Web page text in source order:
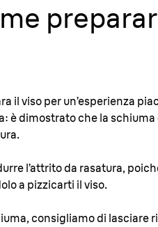
il viso per un’esperienza
è dimostrato che la
l’attrito da rasatura,
a pizzicarti il viso.
consigliamo di lasciare